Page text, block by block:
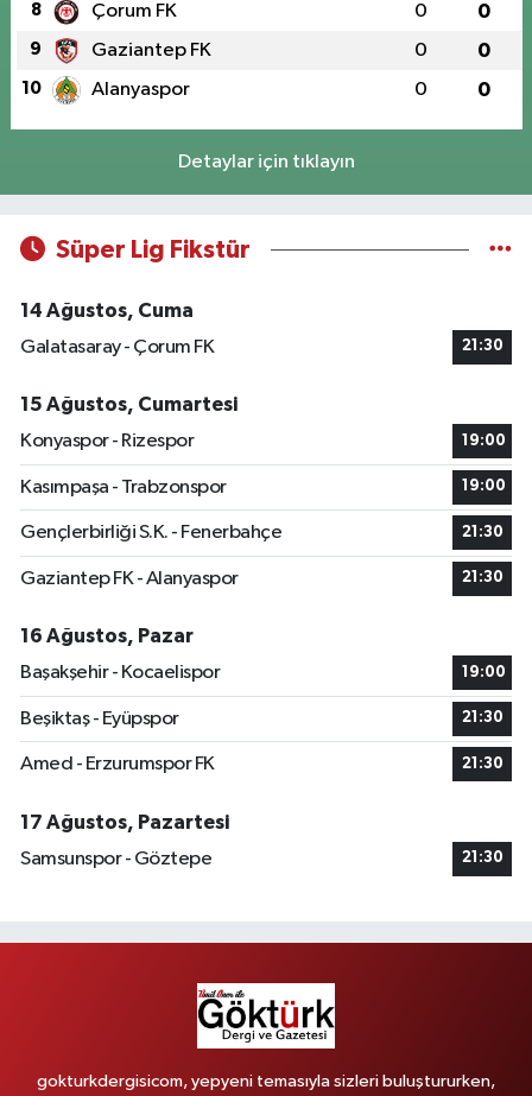
8 Çorum FK 0 0
9 Gaziantep FK 0 0
10 Alanyaspor 0 0
Detaylar için tıklayın
Süper Lig Fikstür
14 Ağustos, Cuma
Galatasaray - Çorum FK
21:30
15 Ağustos, Cumartesi
Konyaspor - Rizespor
19:00
Kasımpaşa - Trabzonspor 19:00
Gençlerbirliği S.K. - Fenerbahçe 21:30
Gaziantep FK - Alanyaspor 21:30
16 Ağustos, Pazar
Başakşehir - Kocaelispor
19:00
Beşiktaş - Eyüpspor 21:30
Amed - Erzurumspor FK 21:30
17 Ağustos, Pazartesi
Samsunspor - Göztepe
21:30
gokturkdergisicom, yepyeni temasıyla sizleri buluştururken,